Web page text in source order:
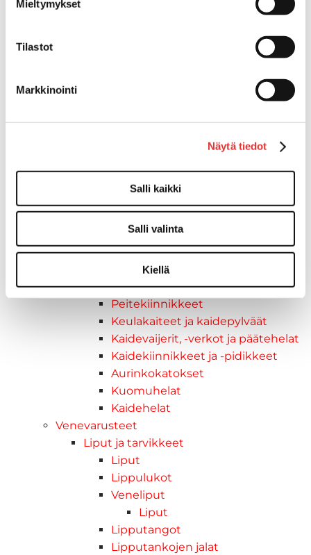
Mieltymykset
Tilastot
Markkinointi
Näytä tiedot
Salli kaikki
Salli valinta
Kiellä
tarvikkeet
Huoltoluukut
Kansiluukut
Ikkunat ja ikkunaventtiilit
Kaide- ja kuomuhelat
Peitekiinnikkeet
Keulakaiteet ja kaidepylväät
Kaidevaijerit, -verkot ja päätehelat
Kaidekiinnikkeet ja -pidikkeet
Aurinkokatokset
Kuomuhelat
Kaidehelat
Venevarusteet
Liput ja tarvikkeet
Liput
Lippulukot
Veneliput
Liput
Lipputangot
Lipputankojen jalat